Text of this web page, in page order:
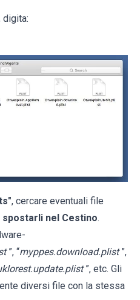
digita:
, cercare eventuali file
spostarli nel Cestino.
”, “myppes.download.plist ”,
”, etc. Gli
diversi file con la stessa